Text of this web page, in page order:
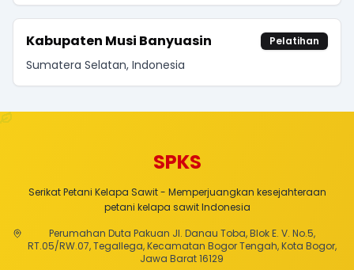
Kabupaten Musi Banyuasin Pelatihan
Sumatera Selatan, Indonesia
SPKS
Serikat Petani Kelapa Sawit - Memperjuangkan kesejahteraan
petani kelapa sawit Indonesia
Perumahan Duta Pakuan Jl. Danau Toba, Blok E. V. No.5,
RT.05/RW.07, Tegallega, Kecamatan Bogor Tengah, Kota Bogor,
Jawa Barat 16129